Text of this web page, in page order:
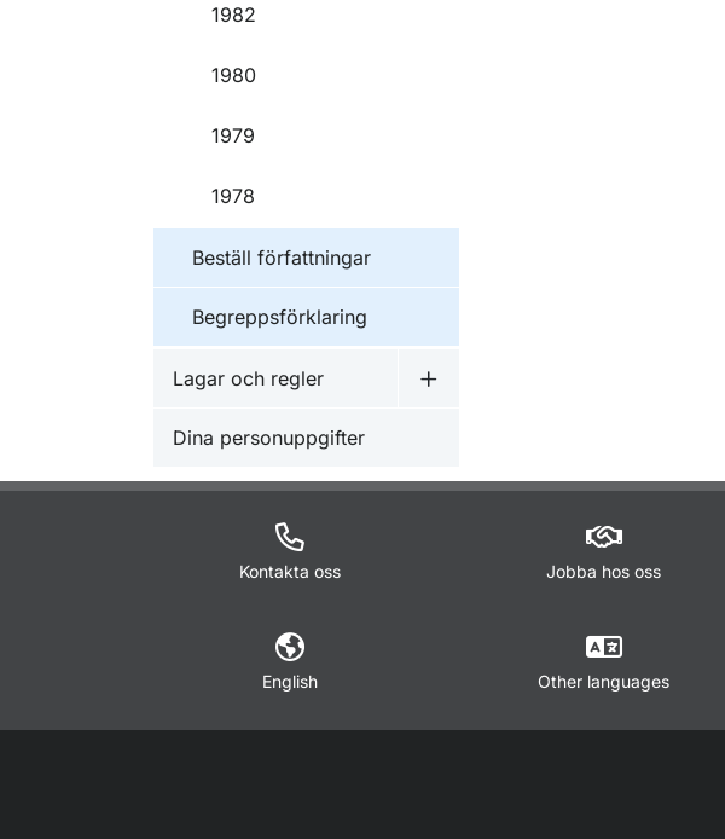
1982
1980
1979
1978
Beställ författningar
Begreppsförklaring
Lagar och regler
Undermeny för Lagar och regler
Dina personuppgifter
Kontakta oss Jobba hos oss
English Other languages